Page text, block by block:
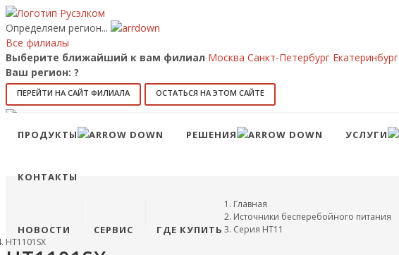
Определяем регион...
Все филиалы
Выберите ближайший к вам филиал Москва Санкт-Петербург Екатеринбург
Ваш регион: ?
ПЕРЕЙТИ НА САЙТ ФИЛИАЛА ОСТАТЬСЯ НА ЭТОМ САЙТЕ
8 (800) 707-15-56 info@ruselkom.ru
ПРОДУКТЫ РЕШЕНИЯ УСЛУГИ
КОНТАКТЫ
НОВОСТИ СЕРВИС ГДЕ КУПИТЬ
Главная
Источники бесперебойного питания
Серия HT11
HT1101SX